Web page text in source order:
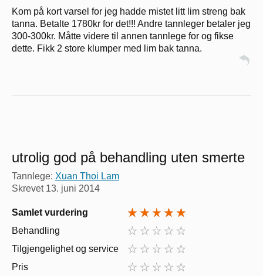
Kom på kort varsel for jeg hadde mistet litt lim streng bak
tanna. Betalte 1780kr for det!!! Andre tannleger betaler jeg
300-300kr. Måtte videre til annen tannlege for og fikse
dette. Fikk 2 store klumper med lim bak tanna.
utrolig god på behandling uten smerte
Tannlege: Xuan Thoi Lam
Skrevet 13. juni 2014
Samlet vurdering
Behandling
Tilgjengelighet og service
Pris